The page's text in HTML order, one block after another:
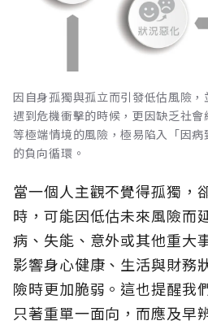
因自身孤獨與孤立而引發低估風險
遇到危機衝擊的時候，更因缺乏社
等極端情境的風險，極易陷入「因
的負向循環。
當一個人主觀不覺得孤獨，
時，可能因低估未來風險而
病、失能、意外或其他重大
影響身心健康、生活與財務
險時更加脆弱。這也提醒我
只著重單一面向，而應及早